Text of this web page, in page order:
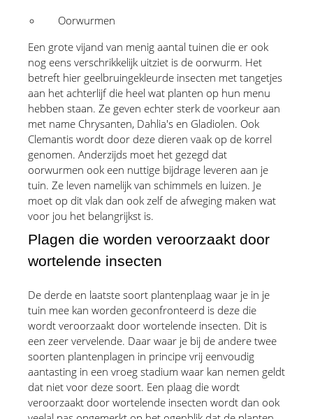
Oorwurmen
Een grote vijand van menig aantal tuinen die er ook
nog eens verschrikkelijk uitziet is de oorwurm. Het
betreft hier geelbruingekleurde insecten met tangetjes
aan het achterlijf die heel wat planten op hun menu
hebben staan. Ze geven echter sterk de voorkeur aan
met name Chrysanten, Dahlia's en Gladiolen. Ook
Clemantis wordt door deze dieren vaak op de korrel
genomen. Anderzijds moet het gezegd dat
oorwurmen ook een nuttige bijdrage leveren aan je
tuin. Ze leven namelijk van schimmels en luizen. Je
moet op dit vlak dan ook zelf de afweging maken wat
voor jou het belangrijkst is.
Plagen die worden veroorzaakt door
wortelende insecten
De derde en laatste soort plantenplaag waar je in je
tuin mee kan worden geconfronteerd is deze die
wordt veroorzaakt door wortelende insecten. Dit is
een zeer vervelende. Daar waar je bij de andere twee
soorten plantenplagen in principe vrij eenvoudig
aantasting in een vroeg stadium waar kan nemen geldt
dat niet voor deze soort. Een plaag die wordt
veroorzaakt door wortelende insecten wordt dan ook